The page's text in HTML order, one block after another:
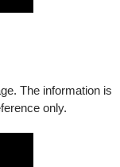
The information is
only.